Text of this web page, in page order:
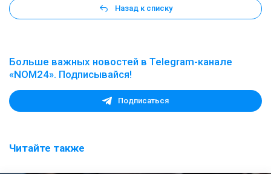
Назад к списку
Больше важных новостей в Telegram-канале
«NOM24». Подписывайся!
Подписаться
Читайте также